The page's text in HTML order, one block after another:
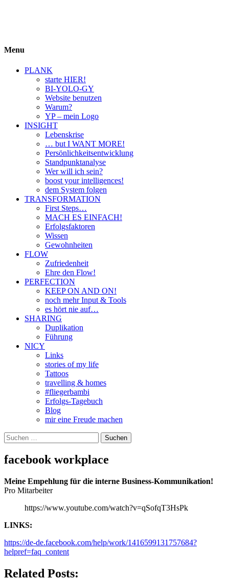
Menu
PLANK
starte HIER!
BI-YOLO-GY
Website benutzen
Warum?
YP – mein Logo
INSIGHT
Lebenskrise
… but I WANT MORE!
Persönlichkeitsentwicklung
Standpunktanalyse
Wer will ich sein?
boost your intelligences!
dem System folgen
TRANSFORMATION
First Steps…
MACH ES EINFACH!
Erfolgsfaktoren
Wissen
Gewohnheiten
FLOW
Zufriedenheit
Ehre den Flow!
PERFECTION
KEEP ON AND ON!
noch mehr Input & Tools
es hört nie auf…
SHARING
Duplikation
Führung
NICY
Links
stories of my life
Tattoos
travelling & homes
#fliegerbambi
Erfolgs-Tagebuch
Blog
mir eine Freude machen
Suchen
nach:
facebook workplace
Meine Empehlung für die interne Business-Kommunikation!
Pro Mitarbeiter
https://www.youtube.com/watch?v=qSofqT3HsPk
LINKS:
https://de-de.facebook.com/help/work/1416599131757684?
helpref=faq_content
Related Posts: